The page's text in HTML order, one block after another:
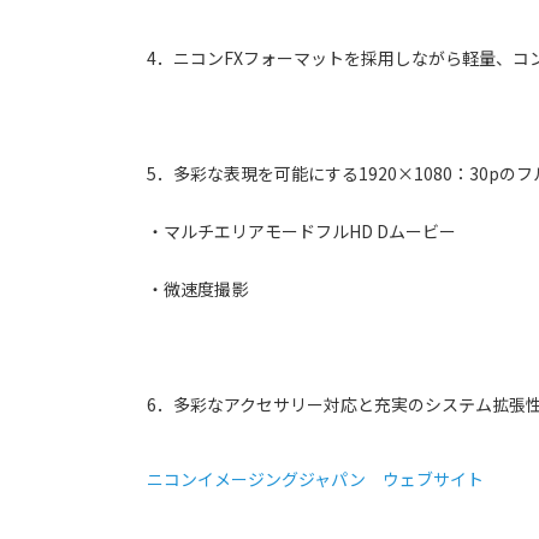
4．ニコンFXフォーマットを採用しながら軽量、コ
5．多彩な表現を可能にする1920×1080：30pのフ
・マルチエリアモードフルHD Dムービー
・微速度撮影
6．多彩なアクセサリー対応と充実のシステム拡張
ニコンイメージングジャパン ウェブサイト